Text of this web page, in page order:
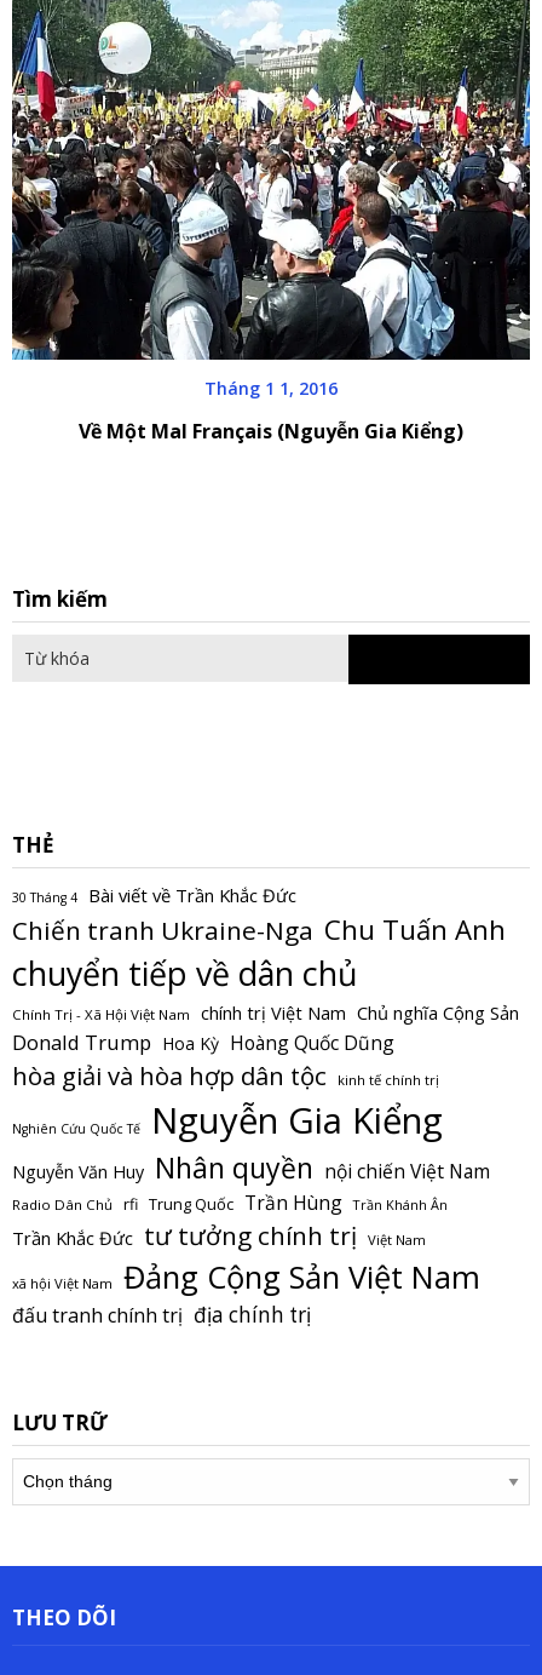
Tháng 1 1, 2016
Về Một Mal Français (Nguyễn Gia Kiểng)
Tìm kiếm
THẺ
30 Tháng 4 Bài viết về Trần Khắc Đức
Chiến tranh Ukraine-Nga Chu Tuấn Anh
chuyển tiếp về dân chủ
Chính Trị - Xã Hội Việt Nam chính trị Việt Nam Chủ nghĩa Cộng Sản
Donald Trump Hoa Kỳ Hoàng Quốc Dũng
hòa giải và hòa hợp dân tộc kinh tế chính trị
Nghiên Cứu Quốc Tế Nguyễn Gia Kiểng
Nguyễn Văn Huy Nhân quyền nội chiến Việt Nam
Radio Dân Chủ rfi Trung Quốc Trần Hùng Trần Khánh Ân
Trần Khắc Đức tư tưởng chính trị Việt Nam
xã hội Việt Nam Đảng Cộng Sản Việt Nam
đấu tranh chính trị địa chính trị
LƯU TRỮ
Lưu
trữ
THEO DÕI